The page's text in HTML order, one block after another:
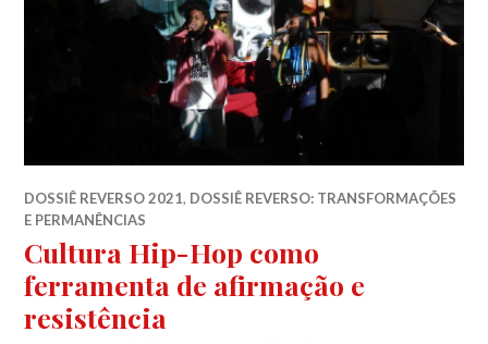
DOSSIÊ REVERSO 2021, DOSSIÊ REVERSO: TRANSFORMAÇÕES
E PERMANÊNCIAS
Cultura Hip-Hop como
ferramenta de afirmação e
resistência